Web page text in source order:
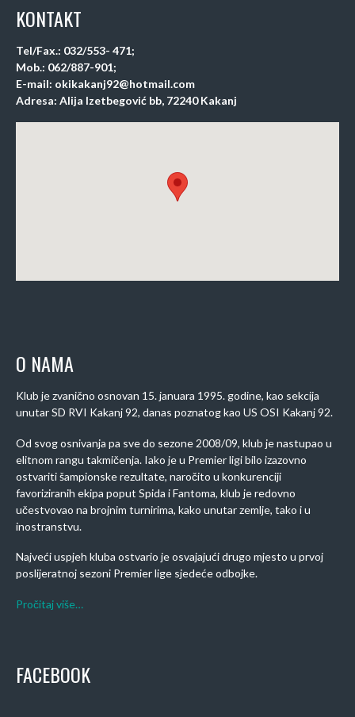
KONTAKT
Tel/Fax.: 032/553- 471;
Mob.: 062/887-901;
E-mail: okikakanj92@hotmail.com
Adresa: Alija Izetbegović bb, 72240 Kakanj
O NAMA
Klub je zvanično osnovan 15. januara 1995. godine, kao sekcija
unutar SD RVI Kakanj 92, danas poznatog kao US OSI Kakanj 92.
Od svog osnivanja pa sve do sezone 2008/09, klub je nastupao u
elitnom rangu takmičenja. Iako je u Premier ligi bilo izazovno
ostvariti šampionske rezultate, naročito u konkurenciji
favoriziranih ekipa poput Spida i Fantoma, klub je redovno
učestvovao na brojnim turnirima, kako unutar zemlje, tako i u
inostranstvu.
Najveći uspjeh kluba ostvario je osvajajući drugo mjesto u prvoj
poslijeratnoj sezoni Premier lige sjedeće odbojke.
Pročitaj više…
FACEBOOK